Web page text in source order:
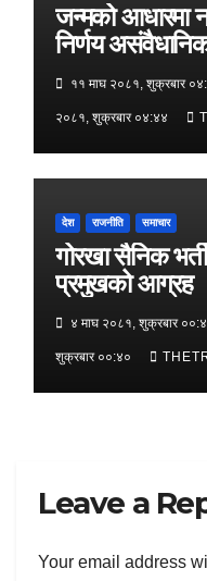
जन्मको आधारमा
निर्णय
११ माघ २०८१, शुक्रबार
२०८१, शुक्रबार ०४:४४
देश राजनीति समाचार
गोरखा सैनिक
प्रमुखको आग्रह
४ माघ २०८१, शुक्रबार
शुक्रबार ००:४०
Leave a
Your email address